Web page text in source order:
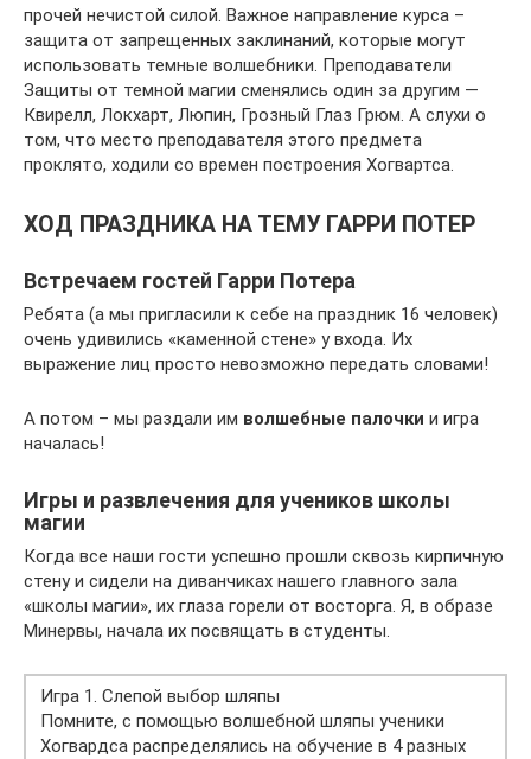
прочей нечистой силой. Важное направление курса –
защита от запрещенных заклинаний, которые могут
использовать темные волшебники. Преподаватели
Защиты от темной магии сменялись один за другим —
Квирелл, Локхарт, Люпин, Грозный Глаз Грюм. А слухи о
том, что место преподавателя этого предмета
проклято, ходили со времен построения Хогвартса.
ХОД ПРАЗДНИКА НА ТЕМУ ГАРРИ ПОТЕР
Встречаем гостей Гарри Потера
Ребята (а мы пригласили к себе на праздник 16 человек)
очень удивились «каменной стене» у входа. Их
выражение лиц просто невозможно передать словами!
А потом – мы раздали им волшебные палочки и игра
началась!
Игры и развлечения для учеников школы
магии
Когда все наши гости успешно прошли сквозь кирпичную
стену и сидели на диванчиках нашего главного зала
«школы магии», их глаза горели от восторга. Я, в образе
Минервы, начала их посвящать в студенты.
Игра 1. Слепой выбор шляпы
Помните, с помощью волшебной шляпы ученики
Хогвардса распределялись на обучение в 4 разных